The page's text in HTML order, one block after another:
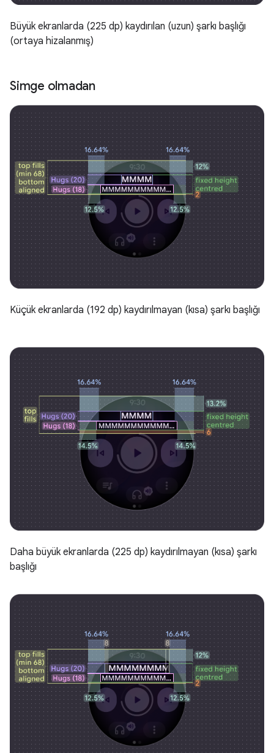
Büyük ekranlarda (225 dp) kaydırılan (uzun) şarkı başlığı
(ortaya hizalanmış)
Simge olmadan
Küçük ekranlarda (192 dp) kaydırılmayan (kısa) şarkı başlığı
Daha büyük ekranlarda (225 dp) kaydırılmayan (kısa) şarkı
başlığı